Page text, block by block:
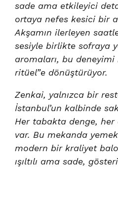
sade ama etkileyici
ortaya nefes kesici bir
Akşamın ilerleyen
sesiyle birlikte sofraya
aromaları, bu
ritüel”e dönüştürüyor.
Zenkai, yalnızca bir
İstanbul’un kalbinde
Her tabakta denge,
var. Bu mekanda
modern bir kraliyet
ışıltılı ama sade,